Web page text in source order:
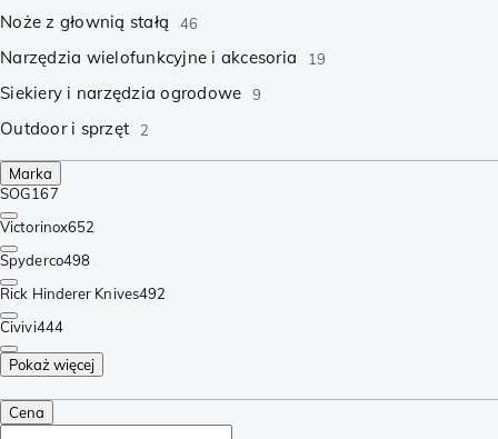
Noże z głownią stałą 46
Narzędzia wielofunkcyjne i akcesoria 19
Siekiery i narzędzia ogrodowe 9
Outdoor i sprzęt 2
Marka
SOG167
Victorinox652
Spyderco498
Rick Hinderer Knives492
Civivi444
Pokaż więcej
Cena